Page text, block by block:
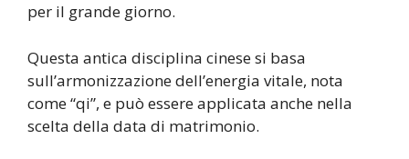
per il grande giorno.
Questa antica disciplina cinese si basa
sull’armonizzazione dell’energia vitale, nota
come “qi”, e può essere applicata anche nella
scelta della data di matrimonio.